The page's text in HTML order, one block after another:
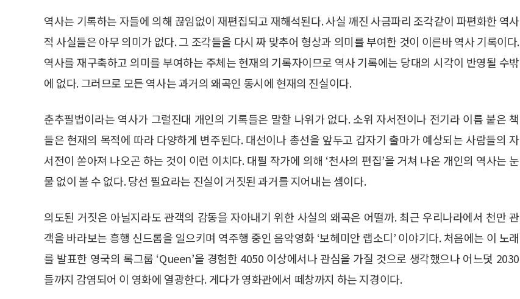
역사는 기록하는 자들에 의해 끊임없이 재편집되고 재해석된다. 사실 깨진 사금파리 조각같이 파편화한 역사
적 사실들은 아무 의미가 없다. 그 조각들을 다시 짜 맞추어 형상과 의미를 부여한 것이 이른바 역사 기록이다.
역사를 재구축하고 의미를 부여하는 주체는 현재의 기록자이므로 역사 기록에는 당대의 시각이 반영될 수밖
에 없다. 그러므로 모든 역사는 과거의 왜곡인 동시에 현재의 진실이다.
춘추필법이라는 역사가 그럴진대 개인의 기록들은 말할 나위가 없다. 소위 자서전이나 전기라 이름 붙은 책
들은 현재의 목적에 따라 다양하게 변주된다. 대선이나 총선을 앞두고 갑자기 출마가 예상되는 사람들의 자
서전이 쏟아져 나오곤 하는 것이 이런 이치다. 대필 작가에 의해 ‘천사의 편집’을 거쳐 나온 개인의 역사는 눈
물 없이 볼 수 없다. 당선 필요라는 진실이 거짓된 과거를 지어내는 셈이다.
의도된 거짓은 아닐지라도 관객의 감동을 자아내기 위한 사실의 왜곡은 어떨까. 최근 우리나라에서 천만 관
객을 바라보는 흥행 신드롬을 일으키며 역주행 중인 음악영화 ‘보헤미안 랩소디’ 이야기다. 처음에는 이 노래
를 발표한 영국의 록그룹 ‘Queen’을 경험한 4050 이상에서나 관심을 가질 것으로 생각했으나 어느덧 2030
들까지 감염되어 이 영화에 열광한다. 게다가 영화관에서 떼창까지 하는 지경이다.